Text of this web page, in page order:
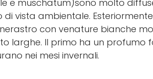
e muschatum)sono molto
vista ambientale.
con venature bianche
larghe. Il primo ha un profumo
nei mesi invernali.